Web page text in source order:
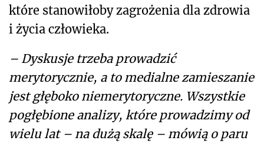
które stanowiłoby zagrożenia dla zdrowia
i życia człowieka.
– Dyskusje trzeba prowadzić
merytorycznie, a to medialne zamieszanie
jest głęboko niemerytoryczne. Wszystkie
pogłębione analizy, które prowadzimy od
wielu lat – na dużą skalę – mówią o paru